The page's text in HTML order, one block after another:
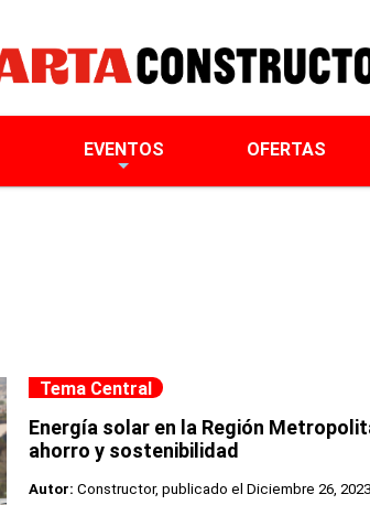
EVENTOS OFERTAS
Tema Central
Energía solar en la Región
ahorro y sostenibilidad
Autor: Constructor, publicado el Diciembre 26,